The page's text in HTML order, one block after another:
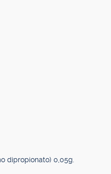
dipropionato) 0,05g.